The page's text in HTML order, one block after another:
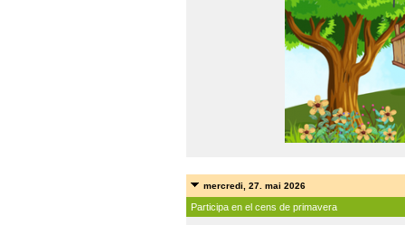
mercredi, 27. mai 2026
Participa en el cens de primavera